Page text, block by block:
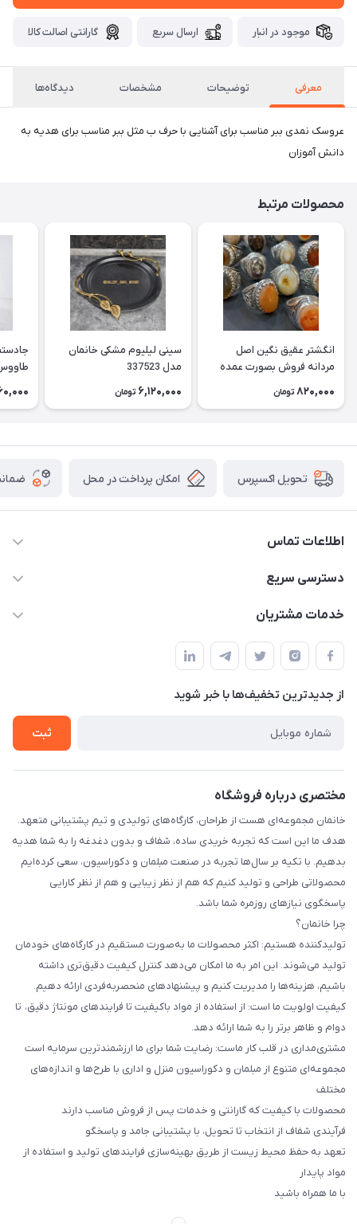
موجود در انبار ارسال سریع گارانتی اصالت کالا
معرفی توضیحات مشخصات دیدگاه‌ها
عروسک نمدی ببر مناسب برای آشنایی با حرف ب مثل ببر مناسب برای هدیه به
دانش آموزان
محصولات مرتبط
انگشتر عقیق نگین اصل
مردانه فروش بصورت عمده
3عدد هست فروش بصورت
820,000 تومان
سینی لیلیوم مشکی خانمان
مدل 337523
6,120,000 تومان
تحویل اکسپرس امکان پرداخت در محل
اطلاعات تماس
09124780957
دسترسی سریع
حساب کاربری
لیست محصولات
درباره ما
خدمات مشتریان
قوانین و مقررات
حریم خصوصی
راهنما
از جدید‌ترین تخفیف‌ها با‌ خبر شوید
ثبت
مختصری درباره فروشگاه
خانمان مجموعه‌ای هست از طراحان، کارگاه‌های تولیدی و تیم پشتیبانی متعهد.
هدف ما این است که تجربه خریدی ساده، شفاف و بدون دغدغه را به شما هدیه
بدهیم. با تکیه بر سال‌ها تجربه در صنعت مبلمان و دکوراسیون، سعی کرده‌ایم
محصولاتی طراحی و تولید کنیم که هم از نظر زیبایی و هم از نظر کارایی
پاسخگوی نیازهای روزمره شما باشد.
چرا خانمان؟
تولیدکننده هستیم: اکثر محصولات ما به‌صورت مستقیم در کارگاه‌های خودمان
تولید می‌شوند. این امر به ما امکان می‌دهد کنترل کیفیت دقیق‌تری داشته
باشیم، هزینه‌ها را مدیریت کنیم و پیشنهادهای منحصربه‌فردی ارائه دهیم.
کیفیت اولویت ما است: از استفاده از مواد باکیفیت تا فرایندهای مونتاژ دقیق، تا
دوام و ظاهر برتر را به شما ارائه دهد.
مشتری‌مداری در قلب کار ماست: رضایت شما برای ما ارزشمندترین سرمایه است
مجموعه‌ای متنوع از مبلمان و دکوراسیون منزل و اداری با طرح‌ها و اندازه‌های
مختلف
محصولات با کیفیت که گارانتی و خدمات پس از فروش مناسب دارند
فرآیندی شفاف از انتخاب تا تحویل، با پشتیبانی جامد و پاسخگو
تعهد به حفظ محیط زیست از طریق بهینه‌سازی فرایندهای تولید و استفاده از
مواد پایدار
با ما همراه باشید